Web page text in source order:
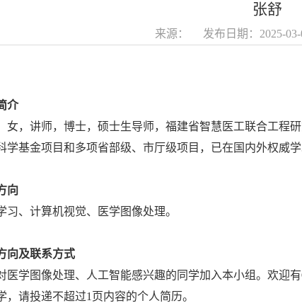
张舒
来源： 发布日期：2025-
介
女，讲师，博士，硕士生导师，福建省智慧医工联合工程
学基金项目和多项省部级、市厅级项目，已在国内外权威
向
习、计算机视觉、医学图像处理。
向及联系方式
医学图像处理、人工智能感兴趣的同学加入本小组。欢迎
，请投递不超过1页内容的个人简历。